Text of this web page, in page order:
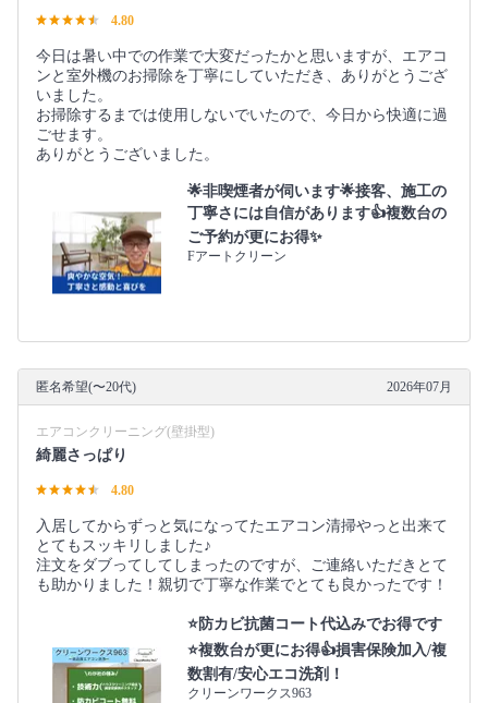
4.80
今日は暑い中での作業で大変だったかと思いますが、エアコ
ンと室外機のお掃除を丁寧にしていただき、ありがとうござ
いました。
お掃除するまでは使用しないでいたので、今日から快適に過
ごせます。
ありがとうございました。
🌟非喫煙者が伺います🌟接客、施工の
丁寧さには自信があります👍複数台の
ご予約が更にお得✨
Fアートクリーン
匿名希望(〜20代) 2026年07月
エアコンクリーニング(壁掛型)
綺麗さっぱり
4.80
入居してからずっと気になってたエアコン清掃やっと出来て
とてもスッキリしました♪
注文をダブってしてしまったのですが、ご連絡いただきとて
も助かりました！親切で丁寧な作業でとても良かったです！
⭐防カビ抗菌コート代込みでお得です
⭐複数台が更にお得👍損害保険加入/複
数割有/安心エコ洗剤！
クリーンワークス963